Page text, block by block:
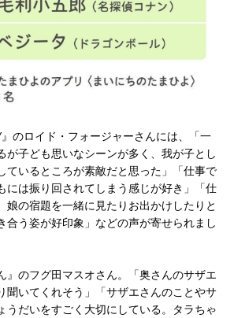
のロイド・フォージャーさんには、「一
が子ども思いなシーンが多く、我が子とし
ているところが素敵だと思った」「仕事で
には振り回されてしまう感じが好き」「仕
娘の宿題を一緒に見たりお出かけしたりと
合う姿が好印象」などの声が寄せられまし
』のフグ田マスオさん。「奥さんのサザエ
聞いてくれそう」「サザエさんのことやサ
うだいをすごく大切にしている。タラちゃ